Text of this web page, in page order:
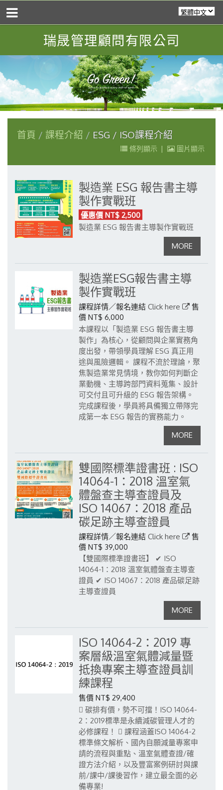
瑞晟管理顧問有限公司
首頁 課程介紹 ESG / ISO課程介紹
條列顯示 | 圖片顯示
製造業 ESG 報告書主導
製作實戰班
優惠價 NT$ 2,500
製造業 ESG 報告書主導製作實戰班
製造業ESG報告書主導
製作實戰班
課程詳情／報名連結 Click here
售
價 NT$ 6,000
本課程以「製造業 ESG 報告書主導
製作」為核心，從顧問與企業實務角
度出發，帶領學員理解 ESG 真正用
途與風險邏輯。 課程不流於理論，聚
焦製造業常見情境，教你如何判斷企
業動機、主導跨部門資料蒐集、設計
可交付且可升級的 ESG 報告架構。
完成課程後，學員將具備獨立帶隊完
成第一本 ESG 報告的實務能力。
雙國際標準證書班 : ISO
14064-1：2018 溫室氣
體盤查主導查證員及
ISO 14067：2018 產品
碳足跡主導查證員
課程詳情／報名連結 Click here
售
價 NT$ 39,000
【雙國際標準證書班】
✔ ISO
14064-1：2018 溫室氣體盤查主導查
證員 ✔ ISO 14067：2018 產品碳足跡
主導查證員
ISO 14064-2：2019 專
案層級溫室氣體減量暨
抵換專案主導查證員訓
練課程
售價 NT$ 29,400
 碳排有價，勢不可擋！ISO 14064-
2：2019標準是永續減碳管理人才的
必修課程！  課程涵蓋ISO 14064-2
標準條文解析、國內自願減量專案申
請的流程與重點、溫室氣體查證/確
證方法介紹，以及豐富案例研討與課
前/課中/課後習作，建立最全面的必
備專業!